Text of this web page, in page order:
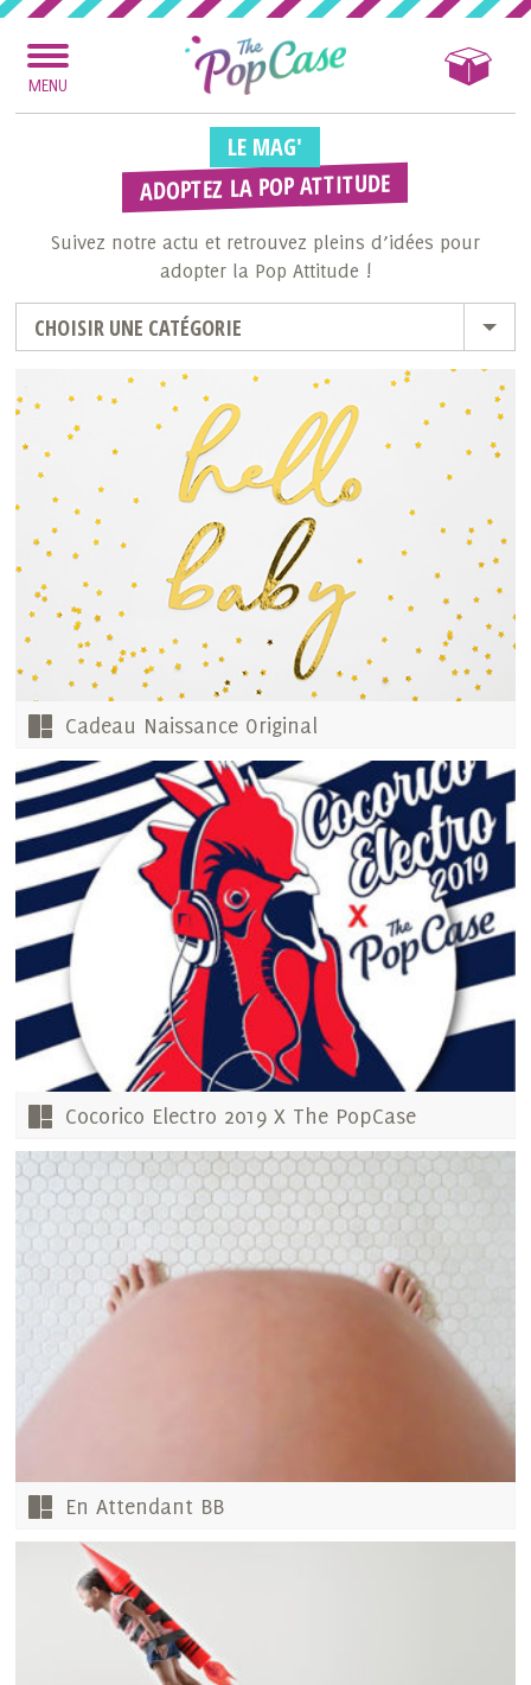
MENU
LE MAG'
ADOPTEZ LA POP ATTITUDE
Suivez notre actu et retrouvez pleins d’idées pour
adopter la Pop Attitude !
CHOISIR UNE CATÉGORIE
Cadeau Naissance Original
Cocorico Electro 2019 X The PopCase
En Attendant BB